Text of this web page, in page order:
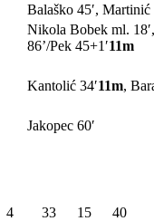
Balaško 45′, Martinić
Nikola Bobek ml.
86’/Pek 45+1′11m
Kantolić 34′11m,
Jakopec 60′
4 33 15
40